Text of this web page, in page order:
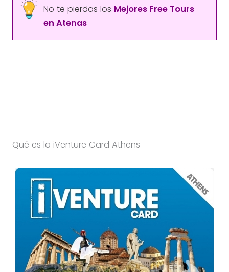
No te pierdas los Mejores Free Tours
en Atenas
Qué es la iVenture Card Athens